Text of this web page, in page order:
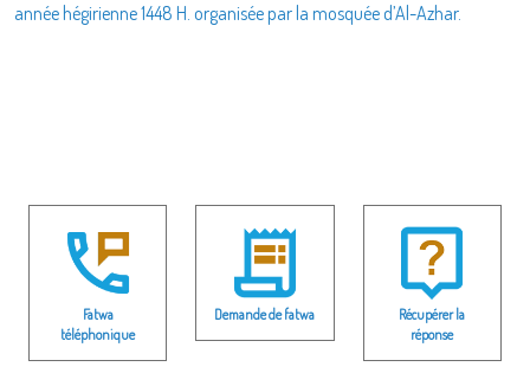
année hégirienne 1448 H. organisée par la mosquée d’Al-Azhar.
Fatwa
téléphonique
Demande de fatwa
Récupérer la
réponse